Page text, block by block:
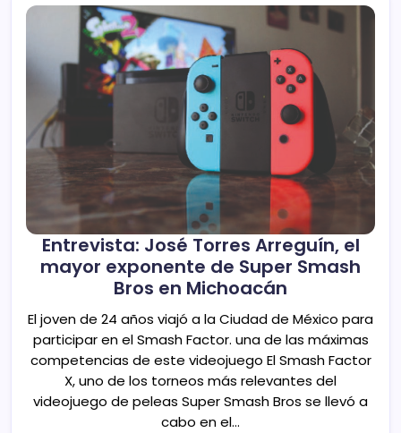
Entrevista: José Torres Arreguín, el
mayor exponente de Super Smash
Bros en Michoacán
El joven de 24 años viajó a la Ciudad de México para
participar en el Smash Factor. una de las máximas
competencias de este videojuego El Smash Factor
X, uno de los torneos más relevantes del
videojuego de peleas Super Smash Bros se llevó a
cabo en el…